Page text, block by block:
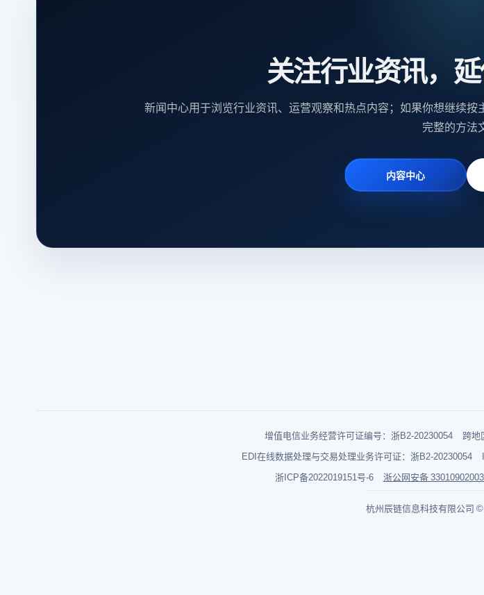
关注行业资讯，
新闻中心用于浏览行业资讯、运营观察和热点内容；如果你想继续
完整的方法
内容中心
增值电信业务经营许可证编号：浙B2-20230054
跨地
EDI在线数据处理与交易处理业务许可证：浙B2-20230054
浙ICP备2022019151号-6
浙公网安备
杭州辰链信息科技有限公司